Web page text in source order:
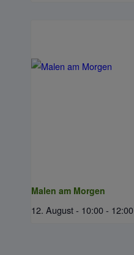
Malen am Morgen
12. August - 10:00- 12:00